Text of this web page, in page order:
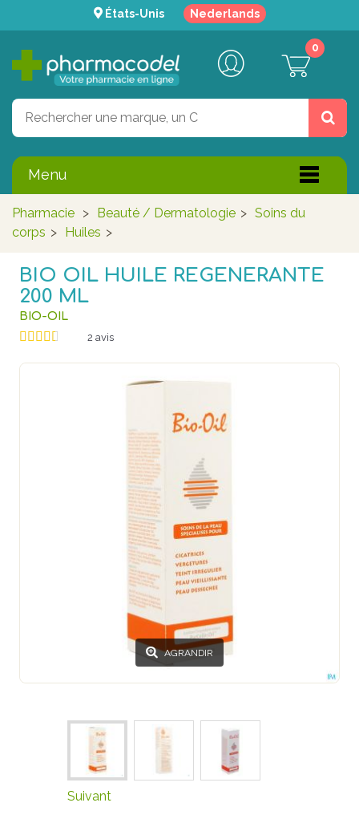
États-Unis Nederlands
0
Menu
Pharmacie > Beauté / Dermatologie > Soins du
corps > Huiles >
BIO OIL HUILE REGENERANTE
200 ML
BIO-OIL
2 avis
AGRANDIR
Suivant